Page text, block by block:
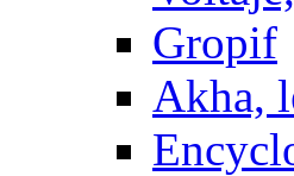
Gropif
Akha,